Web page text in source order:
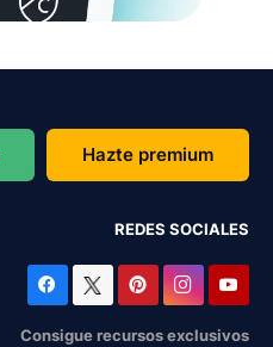
Hazte premium
REDES SOCIALES
Consigue recursos exclusivos